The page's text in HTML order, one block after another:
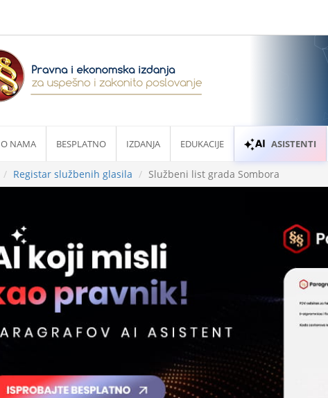
O NAMA BESPLATNO IZDANJA EDUKACIJE ASISTENTI
Registar službenih glasila Službeni list grada Sombora